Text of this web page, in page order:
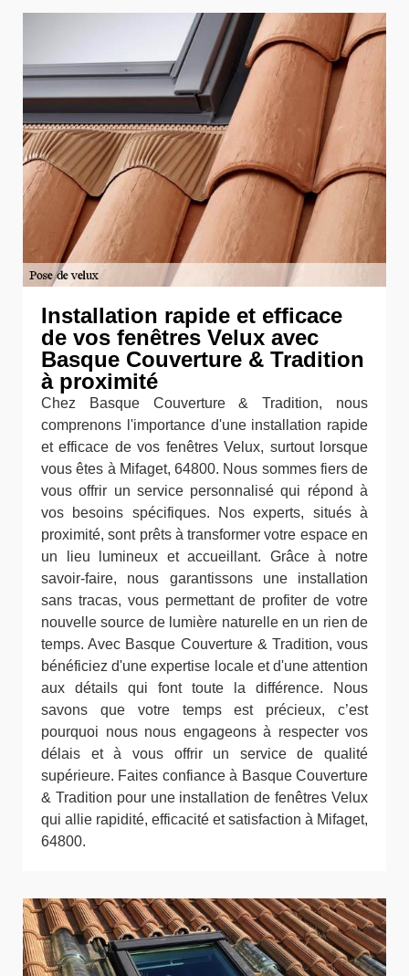
Installation rapide et efficace
de vos fenêtres Velux avec
Basque Couverture & Tradition
à proximité
Chez Basque Couverture & Tradition, nous
comprenons l'importance d'une installation rapide
et efficace de vos fenêtres Velux, surtout lorsque
vous êtes à Mifaget, 64800. Nous sommes fiers de
vous offrir un service personnalisé qui répond à
vos besoins spécifiques. Nos experts, situés à
proximité, sont prêts à transformer votre espace en
un lieu lumineux et accueillant. Grâce à notre
savoir-faire, nous garantissons une installation
sans tracas, vous permettant de profiter de votre
nouvelle source de lumière naturelle en un rien de
temps. Avec Basque Couverture & Tradition, vous
bénéficiez d'une expertise locale et d'une attention
aux détails qui font toute la différence. Nous
savons que votre temps est précieux, c’est
pourquoi nous nous engageons à respecter vos
délais et à vous offrir un service de qualité
supérieure. Faites confiance à Basque Couverture
& Tradition pour une installation de fenêtres Velux
qui allie rapidité, efficacité et satisfaction à Mifaget,
64800.